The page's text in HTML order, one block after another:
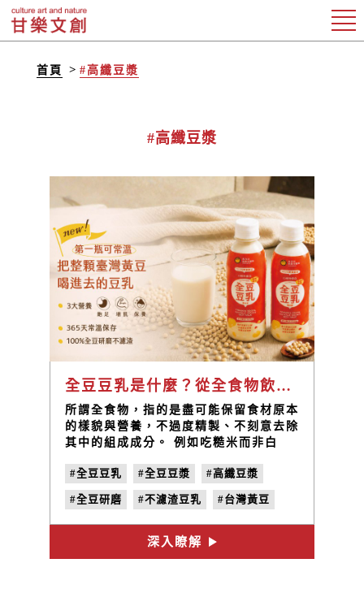
首頁 #高纖豆漿
#高纖豆漿
全豆豆乳是什麼？從全食物飲食開始，重新認識一顆黃豆的價值
所謂全食物，指的是盡可能保留食材原本
的樣貌與營養，不過度精製、不刻意去除
其中的組成成分。 例如吃糙米而非白
是全食物飲食的一種實踐。 那麼，一顆
黃豆呢？ 當我們喝豆漿時，是否也有可
能保留整顆黃豆原有的營養，而不只是取
其精華？ 這樣的思考，也促成了禾乃川
「全豆豆乳」的誕生。全豆豆乳最大的特
色在於保留了黃豆中的豆皮、豆胚與膳食
#全豆豆乳 #全豆豆漿 #高纖豆漿
#全豆研磨 #不濾渣豆乳 #台灣黃豆
#臺灣黃豆 #常溫豆乳
#優質植物性蛋白 #無添加防腐劑
深入瞭解